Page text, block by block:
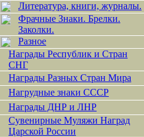
Литература, книги, журналы.
Фрачные Знаки. Брелки.
Заколки.
Разное
Награды Республик и Стран
СНГ
Награды Разных Стран Мира
Нагрудные знаки СССР
Награды ДНР и ЛНР
Сувенирные Муляжи Наград
Царской России